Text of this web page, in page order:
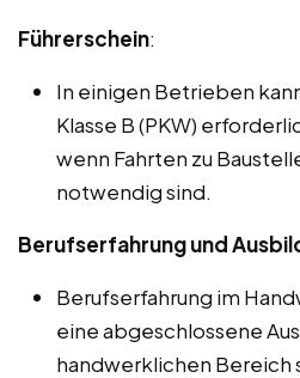
Führerschein:
In einigen Betrieben
Klasse B (PKW)
wenn Fahrten zu
notwendig sind.
Berufserfahrung und
Berufserfahrung im
eine abgeschlossene
handwerklichen Bereich